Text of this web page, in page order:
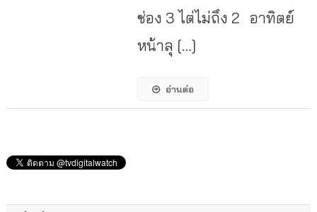
ช่อง 3 ไต่ไม่ถึง 2 อาทิตย์
หน้าลุ […]
อ่านต่อ